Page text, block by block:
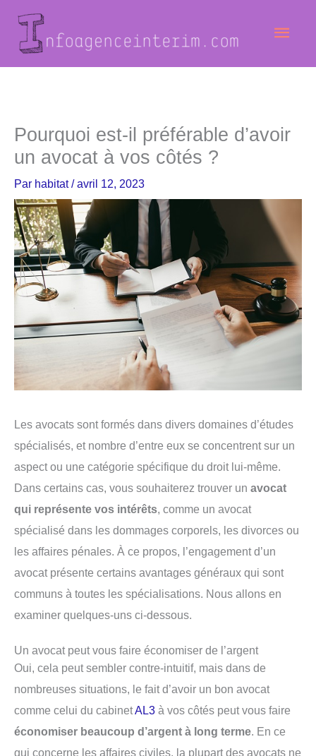
contenu
Pourquoi est-il préférable d’avoir
un avocat à vos côtés ?
Par habitat/avril 12, 2023
Les avocats sont formés dans divers domaines d’études
spécialisés, et nombre d’entre eux se concentrent sur un
aspect ou une catégorie spécifique du droit lui-même.
Dans certains cas, vous souhaiterez trouver un avocat
qui représente vos intérêts, comme un avocat
spécialisé dans les dommages corporels, les divorces ou
les affaires pénales. À ce propos, l’engagement d’un
avocat présente certains avantages généraux qui sont
communs à toutes les spécialisations. Nous allons en
examiner quelques-uns ci-dessous.
Un avocat peut vous faire économiser de l’argent
Oui, cela peut sembler contre-intuitif, mais dans de
nombreuses situations, le fait d’avoir un bon avocat
comme celui du cabinetAL3 à vos côtés peut vous faire
économiser beaucoup d’argent à long terme. En ce
qui concerne les affaires civiles, la plupart des avocats ne